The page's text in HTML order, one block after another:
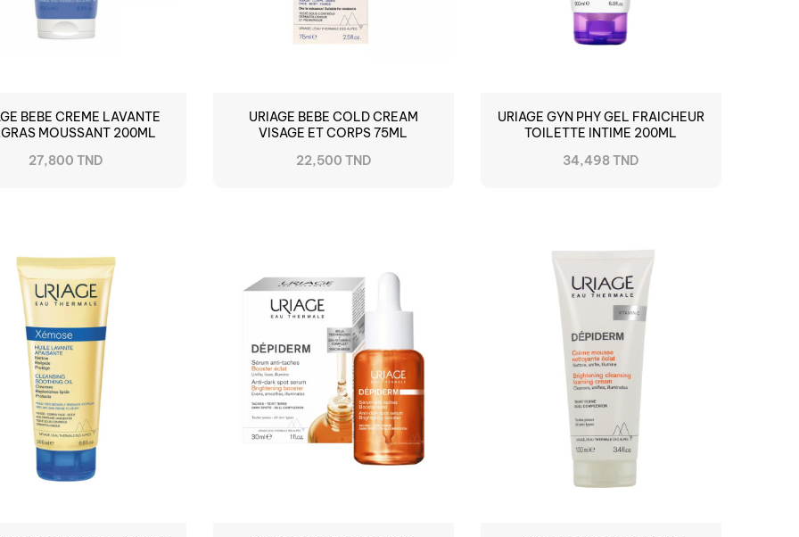
BEBE CREME LAVANTE
MOUSSANT 200ML
27,800 TND
URIAGE BEBE COLD CREAM
VISAGE ET CORPS 75ML
22,500 TND
URIAGE GYN PHY GEL FRAICHEUR
TOILETTE INTIME 200ML
34,498 TND